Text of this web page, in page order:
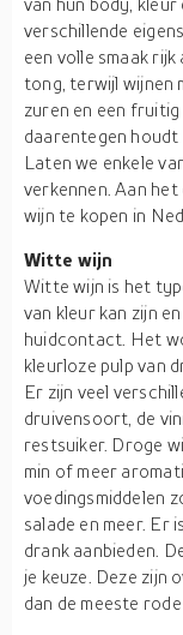
verschillende
een volle smaak
tong, terwijl wijnen
zuren en een
daarentegen houdt
Laten we enkele
verkennen. Aan het
wijn te kopen in
Witte wijn
Witte wijn is het
van kleur kan zijn
huidcontact. Het
kleurloze pulp van
Er zijn veel
druivensoort, de
restsuiker. Droge
min of meer
voedingsmiddelen
salade en meer. Er
drank aanbieden.
je keuze. Deze zijn
dan de meeste